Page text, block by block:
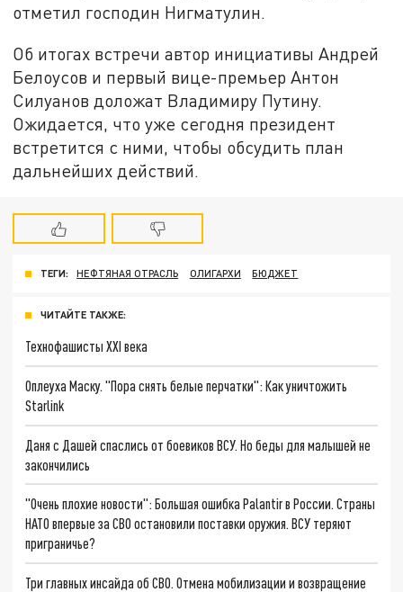
отметил господин Нигматулин.
Об итогах встречи автор инициативы Андрей
Белоусов и первый вице-премьер Антон
Силуанов доложат Владимиру Путину.
Ожидается, что уже сегодня президент
встретится с ними, чтобы обсудить план
дальнейших действий.
ТЕГИ: НЕФТЯНАЯ ОТРАСЛЬ ОЛИГАРХИ БЮДЖЕТ
ЧИТАЙТЕ ТАКЖЕ:
Технофашисты XXI века
Оплеуха Маску. "Пора снять белые перчатки": Как уничтожить
Starlink
Даня с Дашей спаслись от боевиков ВСУ. Но беды для малышей не
закончились
"Очень плохие новости": Большая ошибка Palantir в России. Страны
НАТО впервые за СВО остановили поставки оружия. ВСУ теряют
приграничье?
Три главных инсайда об СВО. Отмена мобилизации и возвращение